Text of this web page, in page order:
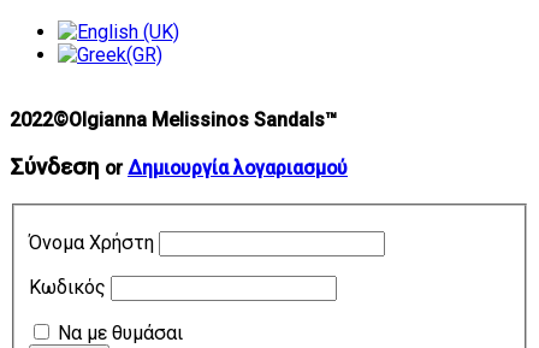
2022©Olgianna Melissinos Sandals™
Σύνδεση orΔημιουργία λογαριασμού
Όνομα Χρήστη
Κωδικός
Να με θυμάσαι